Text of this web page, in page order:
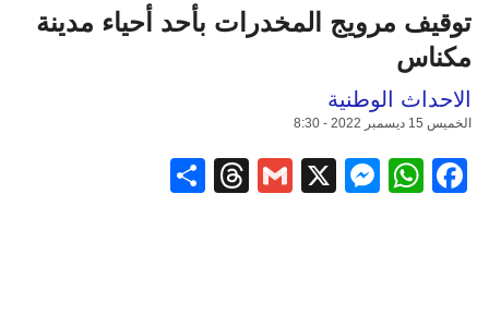
توقيف مرويج المخدرات بأحد أحياء مدينة
مكناس
الاحداث الوطنية
الخميس 15 ديسمبر 2022 - 8:30
Facebook
WhatsApp
Messenger
X
Gmail
Threads